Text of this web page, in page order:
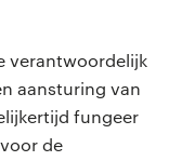
verantwoordelijk
aansturing van
fungeer
de